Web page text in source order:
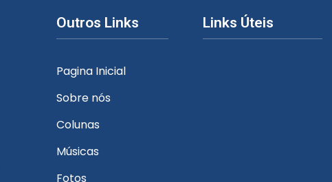
Outros Links
Pagina Inicial
Sobre nós
Colunas
Músicas
Fotos
Links Úteis